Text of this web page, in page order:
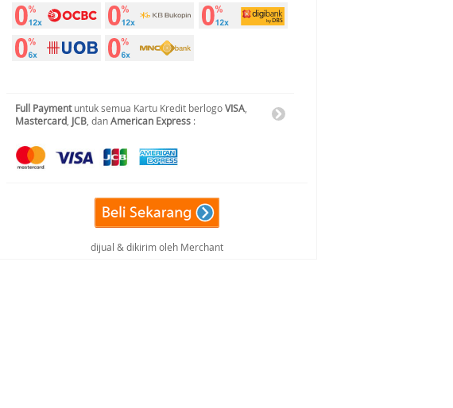
Full Paymentuntuk semua Kartu Kredit berlogoVISA
Mastercard JCB , danAmerican Express :
dijual & dikirim oleh Merchant